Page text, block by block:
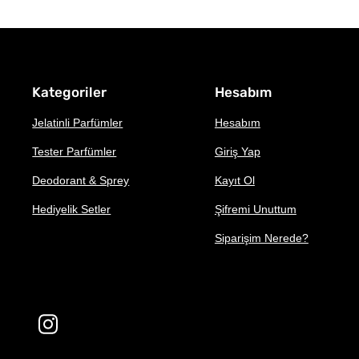
Kategoriler
Jelatinli Parfümler
Tester Parfümler
Deodorant & Sprey
Hediyelik Setler
Hesabım
Hesabım
Giriş Yap
Kayıt Ol
Şifremi Unuttum
Siparişim Nerede?